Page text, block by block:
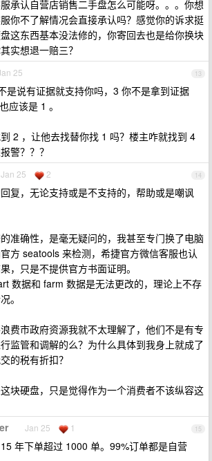
承认自营店销售二手盘怎么可能呀。。。你想
你不了解情况会直接承认吗？感觉你的诉求挺
这东西基本没法修的，你寄回去也是给你换块
实想退一赔三？
13
25
是说有证据就支持你吗，3 你不是拿到证据
应该是 1 。
2 ，让他去找替你找 1 吗？楼主咋就找到 4
警？？？
14
Jan 25 2
复，无论支持或是不支持的，帮助或是嘲讽
准确性，是毫无疑问的，我甚至专门换了电脑
方 seatools 来检测，希捷官方微信客服也认
，只是不提供官方书面证明。
数据和 farm 数据是无法更改的，理论上不存
。
费市政府资源我就不太理解了，他们不是有专
监管和调解的么？为什么具体到我身上就成了
的税有折扣？
块硬盘，只是觉得作为一个消费者不该纵容这
15
Jan 25 1
年下单超过 1000 单。99%订单都是自营